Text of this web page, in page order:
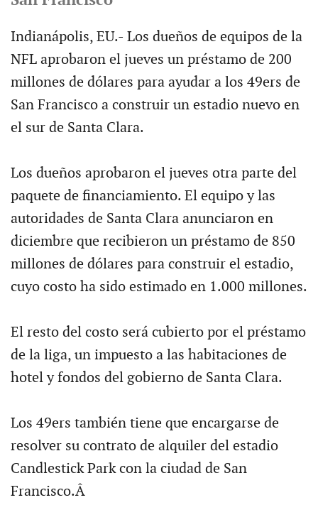
Indianápolis, EU.- Los dueños de equipos de la
NFL aprobaron el jueves un préstamo de 200
millones de dólares para ayudar a los 49ers de
San Francisco a construir un estadio nuevo en
el sur de Santa Clara.
Los dueños aprobaron el jueves otra parte del
paquete de financiamiento. El equipo y las
autoridades de Santa Clara anunciaron en
diciembre que recibieron un préstamo de 850
millones de dólares para construir el estadio,
cuyo costo ha sido estimado en 1.000 millones.
El resto del costo será cubierto por el préstamo
de la liga, un impuesto a las habitaciones de
hotel y fondos del gobierno de Santa Clara.
Los 49ers también tiene que encargarse de
resolver su contrato de alquiler del estadio
Candlestick Park con la ciudad de San
Francisco.Â